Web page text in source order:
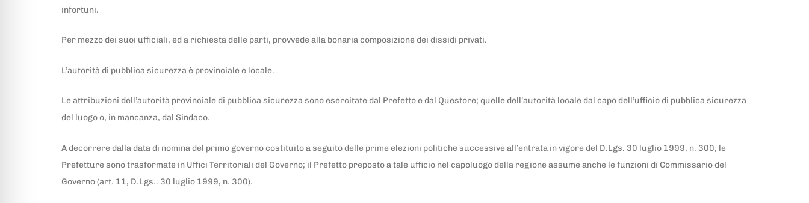
infortuni.
Per mezzo dei suoi ufficiali, ed a richiesta delle parti, provvede alla bonaria composizione dei dissidi privati.
L’autorità di pubblica sicurezza è provinciale e locale.
Le attribuzioni dell’autorità provinciale di pubblica sicurezza sono esercitate dal Prefetto e dal Questore; quelle dell’autorità locale dal capo dell’ufficio di pubblica sicurezza
del luogo o, in mancanza, dal Sindaco.
A decorrere dalla data di nomina del primo governo costituito a seguito delle prime elezioni politiche successive all’entrata in vigore del D.Lgs. 30 luglio 1999, n. 300, le
Prefetture sono trasformate in Uffici Territoriali del Governo; il Prefetto preposto a tale ufficio nel capoluogo della regione assume anche le funzioni di Commissario del
Governo (art. 11, D.Lgs.. 30 luglio 1999, n. 300).